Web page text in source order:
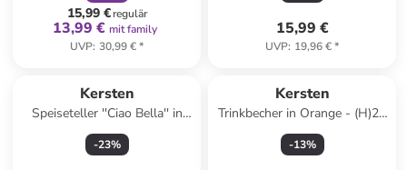
15,99 €regulär
13,99 € mit family
UVP: 30,99 €*
15,99 €
UVP: 19,96 €*
Kersten
Speiseteller ''Ciao Bella'' in
Beige/ Grün - Ø 25 cm
-23%
Kersten
Trinkbecher in Orange - (H)20
x Ø 10 cm
-13%